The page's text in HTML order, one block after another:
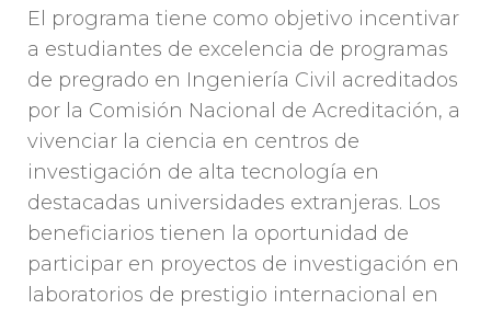
El programa tiene como objetivo incentivar
a estudiantes de excelencia de programas
de pregrado en Ingeniería Civil acreditados
por la Comisión Nacional de Acreditación, a
vivenciar la ciencia en centros de
investigación de alta tecnología en
destacadas universidades extranjeras. Los
beneficiarios tienen la oportunidad de
participar en proyectos de investigación en
laboratorios de prestigio internacional en